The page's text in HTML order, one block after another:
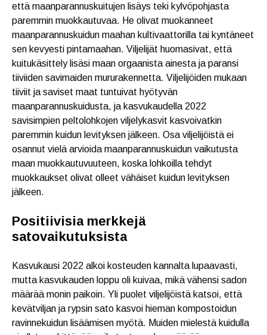
että maanparannuskuitujen lisäys teki kylvöpohjasta
paremmin muokkautuvaa. He olivat muokanneet
maanparannuskuidun maahan kultivaattorilla tai kyntäneet
sen kevyesti pintamaahan. Viljelijät huomasivat, että
kuitukäsittely lisäsi maan orgaanista ainesta ja paransi
tiiviiden savimaiden mururakennetta. Viljelijöiden mukaan
tiiviit ja saviset maat tuntuivat hyötyvän
maanparannuskuidusta, ja kasvukaudella 2022
savisimpien peltolohkojen viljelykasvit kasvoivatkin
paremmin kuidun levityksen jälkeen. Osa viljelijöistä ei
osannut vielä arvioida maanparannuskuidun vaikutusta
maan muokkautuvuuteen, koska lohkoilla tehdyt
muokkaukset olivat olleet vähäiset kuidun levityksen
jälkeen.
Positiivisia merkkejä
satovaikutuksista
Kasvukausi 2022 alkoi kosteuden kannalta lupaavasti,
mutta kasvukauden loppu oli kuivaa, mikä vähensi sadon
määrää monin paikoin. Yli puolet viljelijöistä katsoi, että
kevätviljan ja rypsin sato kasvoi hieman kompostoidun
ravinnekuidun lisäämisen myötä. Muiden mielestä kuidulla